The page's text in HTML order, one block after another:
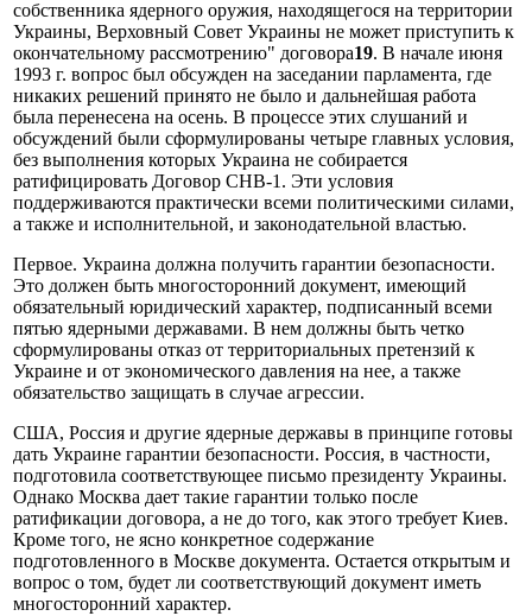
собственника ядерного оружия, находящегося на территории
Украины, Верховный Совет Украины не может приступить к
окончательному рассмотрению" договора19. В начале июня
1993 г. вопрос был обсужден на заседании парламента, где
никаких решений принято не было и дальнейшая работа
была перенесена на осень. В процессе этих слушаний и
обсуждений были сформулированы четыре главных условия,
без выполнения которых Украина не собирается
ратифицировать Договор СНВ-1. Эти условия
поддерживаются практически всеми политическими силами,
а также и исполнительной, и законодательной властью.
Первое. Украина должна получить гарантии безопасности.
Это должен быть многосторонний документ, имеющий
обязательный юридический характер, подписанный всеми
пятью ядерными державами. В нем должны быть четко
сформулированы отказ от территориальных претензий к
Украине и от экономического давления на нее, а также
обязательство защищать в случае агрессии.
США, Россия и другие ядерные державы в принципе готовы
дать Украине гарантии безопасности. Россия, в частности,
подготовила соответствующее письмо президенту Украины.
Однако Москва дает такие гарантии только после
ратификации договора, а не до того, как этого требует Киев.
Кроме того, не ясно конкретное содержание
подготовленного в Москве документа. Остается открытым и
вопрос о том, будет ли соответствующий документ иметь
многосторонний характер.